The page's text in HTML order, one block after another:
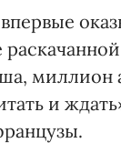
миллион
и